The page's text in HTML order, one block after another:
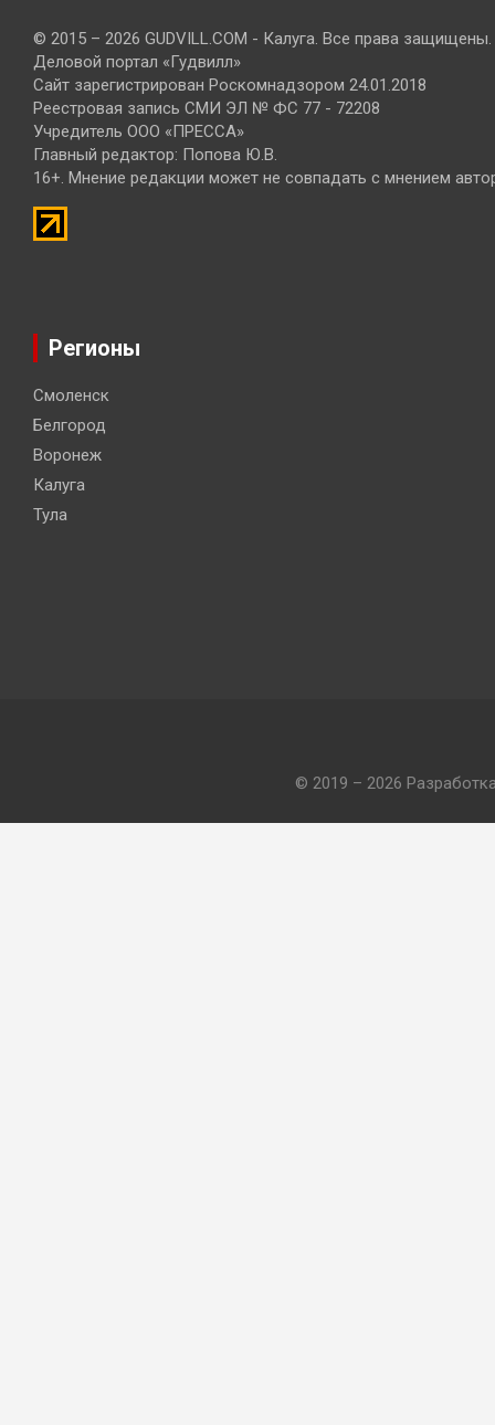
© 2015 – 2026 GUDVILL.COM - Калуга. Все права защищены.
Деловой портал «Гудвилл»
Сайт зарегистрирован Роскомнадзором 24.01.2018
Реестровая запись СМИ ЭЛ № ФС 77 - 72208
Учредитель ООО «ПРЕССА»
Главный редактор: Попова Ю.В.
16+. Мнение редакции может не совпадать с мнением
Регионы
Смоленск
Белгород
Воронеж
Калуга
Тула
© 2019 – 2026